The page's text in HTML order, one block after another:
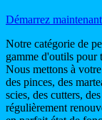
Démarrez
Notre catégorie de
gamme d'outils pour
Nous mettons à
des pinces, des
scies, des cutters,
régulièrement